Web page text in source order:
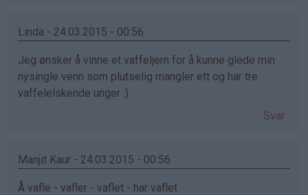
Linda - 24.03.2015 - 00:56
Jeg ønsker å vinne et vaffeljern for å kunne glede min
nysingle venn som plutselig mangler ett og har tre
vaffelelskende unger :)
Svar
Manjit Kaur - 24.03.2015 - 00:56
Å vafle - vafler - vaflet - har vaflet